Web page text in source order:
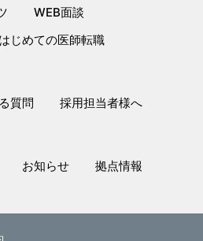
WEB面談
はじめての医師転職
質問 採用担当者様へ
お知らせ 拠点情報